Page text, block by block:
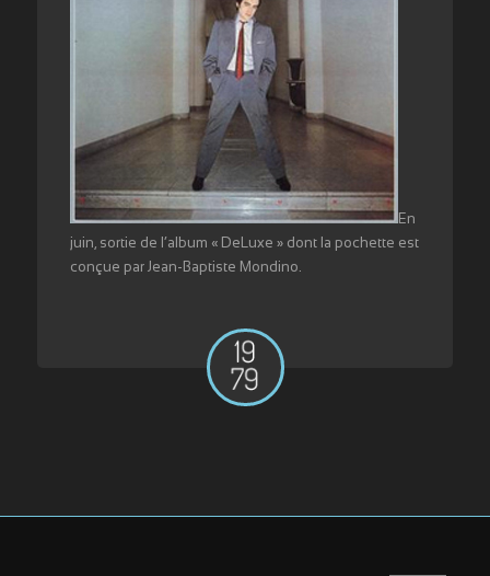
En
juin, sortie de l’album « DeLuxe » dont la pochette est
conçue par Jean-Baptiste Mondino.